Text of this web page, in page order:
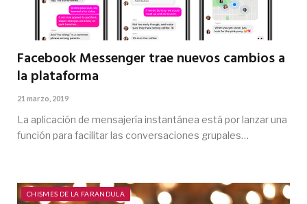
Facebook Messenger trae nuevos cambios a
la plataforma
21 marzo, 2019
La aplicación de mensajería instantánea está por lanzar una
función para facilitar las conversaciones grupales…
CHISMES DE LA FARANDULA